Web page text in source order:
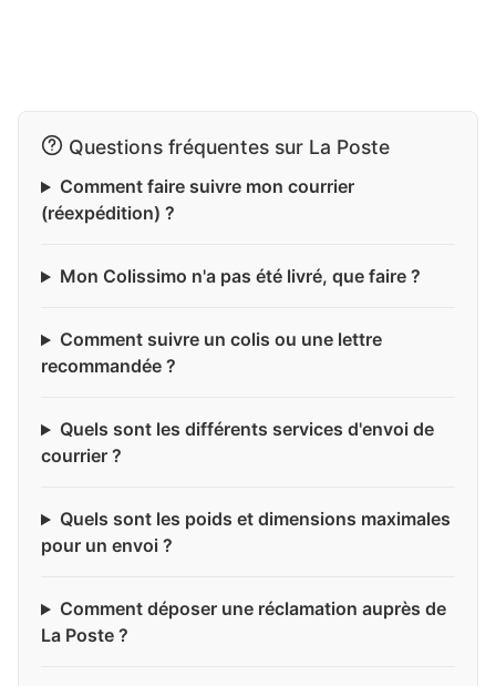
Questions fréquentes sur La Poste
Comment faire suivre mon courrier
(réexpédition) ?
Mon Colissimo n'a pas été livré, que faire ?
Comment suivre un colis ou une lettre
recommandée ?
Quels sont les différents services d'envoi de
courrier ?
Quels sont les poids et dimensions maximales
pour un envoi ?
Comment déposer une réclamation auprès de
La Poste ?